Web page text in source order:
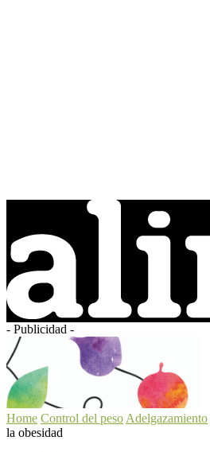
- Publicidad -
Home Control del peso Adelgazamiento
la obesidad